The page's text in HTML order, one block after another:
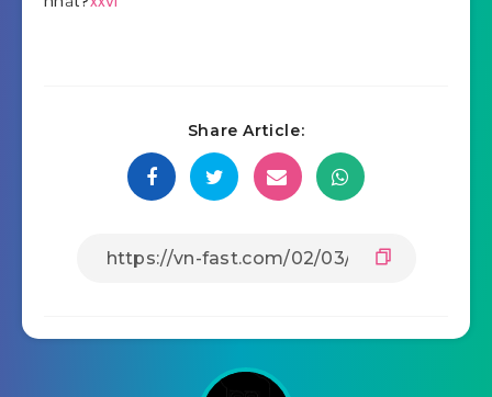
Share Article: